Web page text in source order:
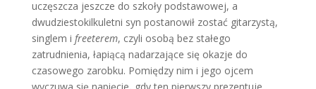
uczęszcza jeszcze do szkoły podstawowej, a
dwudziestokilkuletni syn postanowił zostać gitarzystą,
singlem i freeterem, czyli osobą bez stałego
zatrudnienia, łapiącą nadarzające się okazje do
czasowego zarobku. Pomiędzy nim i jego ojcem